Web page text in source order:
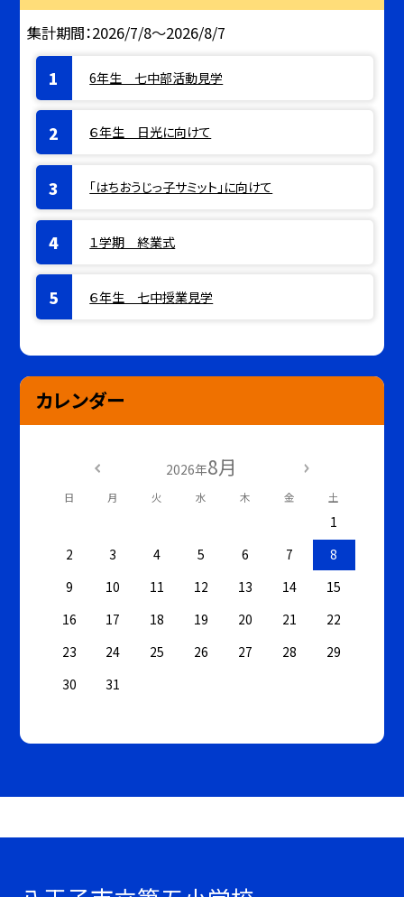
集計期間：2026/7/8～2026/8/7
6年生 七中部活動見学
６年生 日光に向けて
「はちおうじっ子サミット」に向けて
１学期 終業式
６年生 七中授業見学
カレンダー
2026年8月
日 月 火 水 木 金 土
1
2
3 4 5 6 7
8
9
10 11 12 13 14
15
16
17 18 19 20 21
22
23
24 25 26 27 28
29
30
31